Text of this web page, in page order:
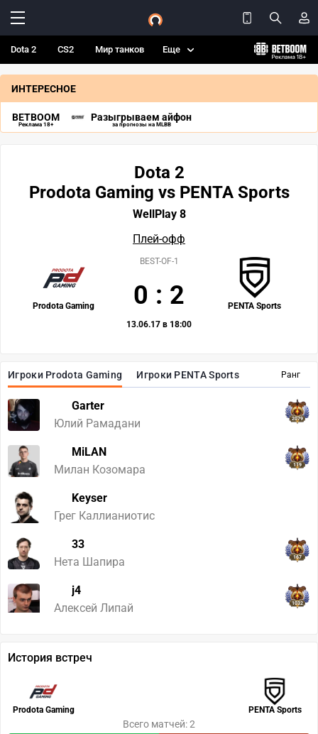
Dota 2 CS2 Мир танков Еще
ИНТЕРЕСНОЕ
BETBOOM
Реклама 18+
Разыгрываем айфон
за прогнозы на MLBB
Ранг
Игроки Prodota Gaming Игроки PENTA Sports
Garter
Юлий Рамадани
2079
MiLAN
Милан Козомара
119
Keyser
Грег Каллианиотис
33
Нета Шапира
167
j4
Алексей Липай
1032
Dota 2
Prodota Gaming vs PENTA Sports
WellPlay 8
Плей-офф
Prodota Gaming PENTA Sports
BEST-OF-1
0 : 2
13.06.17 в 18:00
История встреч
Prodota Gaming PENTA Sports
Всего матчей: 2